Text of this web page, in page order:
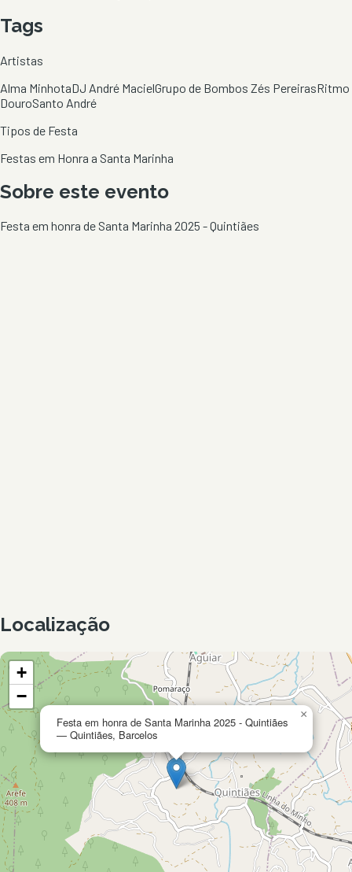
Tags
Artistas
Alma MinhotaDJ André MacielGrupo de Bombos Zés PereirasRitmo
DouroSanto André
Tipos de Festa
Festas em Honra a Santa Marinha
Sobre este evento
Festa em honra de Santa Marinha 2025 - Quintiães
Localização
Festa em honra de Santa Marinha 2025 - Quintiães
— Quintiães, Barcelos
×
+
−